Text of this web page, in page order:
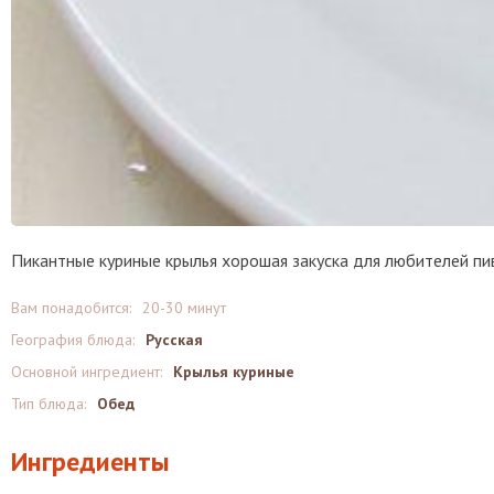
Пикантные куриные крылья хорошая закуска для любителей
Вам понадобится:
20-30 минут
География блюда:
Русская
Основной ингредиент:
Крылья куриные
Тип блюда:
Обед
Ингредиенты